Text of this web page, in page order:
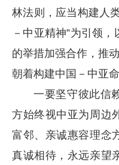
林法则，应当构建人
－ 中亚精神”为引领
的举措加强合作，推
朝着构建中国 － 中亚
一要坚守彼此信
方始终视中亚为周边
富邻、亲诚惠容理念
真诚相待，永远亲望